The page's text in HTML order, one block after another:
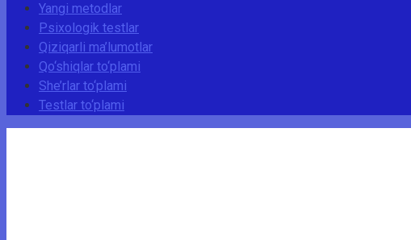
Yangi metodlar
Psixologik testlar
Qiziqarli ma’lumotlar
Qo‘shiqlar to‘plami
She’rlar to‘plami
Testlar to‘plami